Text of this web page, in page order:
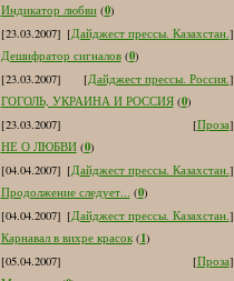
Индикатор любви (0)
[23.03.2007] [Дайджест прессы. Казахстан.]
Дешифратор сигналов (0)
[23.03.2007]
[Дайджест прессы. Россия.]
ГОГОЛЬ, УКРАИНА И РОССИЯ (0)
[23.03.2007]
[Проза]
НЕ О ЛЮБВИ (0)
[04.04.2007] [Дайджест прессы. Казахстан.]
Продолжение следует... (0)
[04.04.2007] [Дайджест прессы. Казахстан.]
Карнавал в вихре красок (1)
[05.04.2007]
[Проза]